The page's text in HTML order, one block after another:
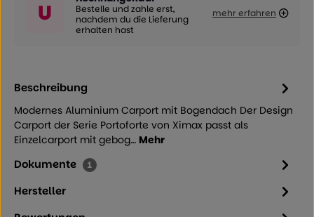
U
Bestelle und zahle erst,
nachdem du die Lieferung
erhalten hast
mehr erfahren
Beschreibung
Modernes Aluminium Carport mit Bogendach Der Design
Carport der Serie Portoforte von Ximax passt als
Einzelcarport mit gebog… Mehr
Dokumente 1
Hersteller